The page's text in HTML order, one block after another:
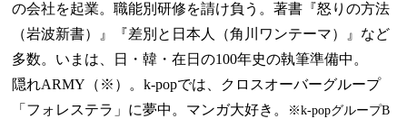
の会社を起業。職能別研修を請け負う。著書『怒りの方法
（岩波新書）』『差別と日本人（角川ワンテーマ）』など
多数。いまは、日・韓・在日の100年史の執筆準備中。
隠れARMY（※）。k-popでは、クロスオーバーグループ
「フォレステラ」に夢中。マンガ大好き。
※k-popグループB